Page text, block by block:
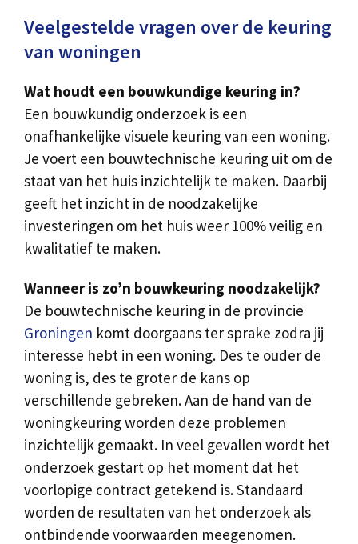
Veelgestelde vragen over de keuring
van woningen
Wat houdt een bouwkundige keuring in?
Een bouwkundig onderzoek is een
onafhankelijke visuele keuring van een woning.
Je voert een bouwtechnische keuring uit om de
staat van het huis inzichtelijk te maken. Daarbij
geeft het inzicht in de noodzakelijke
investeringen om het huis weer 100% veilig en
kwalitatief te maken.
Wanneer is zo’n bouwkeuring noodzakelijk?
De bouwtechnische keuring in de provincie
Groningen komt doorgaans ter sprake zodra jij
interesse hebt in een woning. Des te ouder de
woning is, des te groter de kans op
verschillende gebreken. Aan de hand van de
woningkeuring worden deze problemen
inzichtelijk gemaakt. In veel gevallen wordt het
onderzoek gestart op het moment dat het
voorlopige contract getekend is. Standaard
worden de resultaten van het onderzoek als
ontbindende voorwaarden meegenomen.